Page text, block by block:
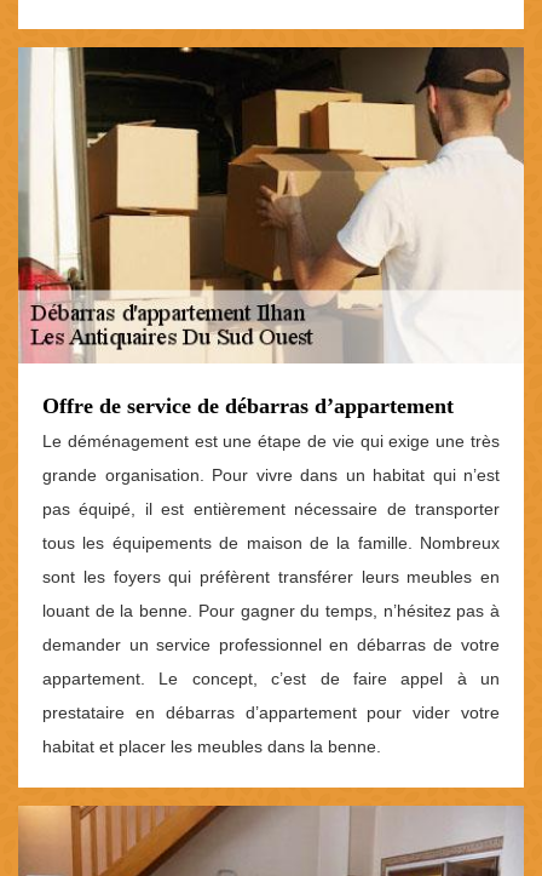
Offre de service de débarras d’appartement
Le déménagement est une étape de vie qui exige une très
grande organisation. Pour vivre dans un habitat qui n’est
pas équipé, il est entièrement nécessaire de transporter
tous les équipements de maison de la famille. Nombreux
sont les foyers qui préfèrent transférer leurs meubles en
louant de la benne. Pour gagner du temps, n’hésitez pas à
demander un service professionnel en débarras de votre
appartement. Le concept, c’est de faire appel à un
prestataire en débarras d’appartement pour vider votre
habitat et placer les meubles dans la benne.